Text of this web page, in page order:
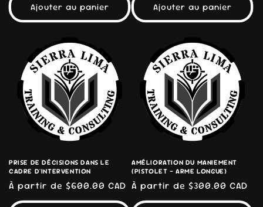
Ajouter au panier Ajouter au panier
PRISE DE DÉCISIONS DANS LE
CADRE D'INTERVENTION
Prix
habituel
À partir de $600.00 CAD
AMÉLIORATION DU MANIEMENT
(PISTOLET - ARME LONGUE)
Prix
habituel
À partir de $300.00 CAD